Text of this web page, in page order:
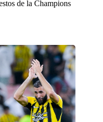
de la Champions